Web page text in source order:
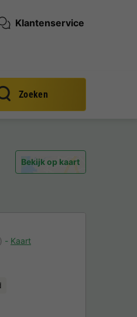
Klantenservice
Zoeken
Bekijk op kaart
Kaart